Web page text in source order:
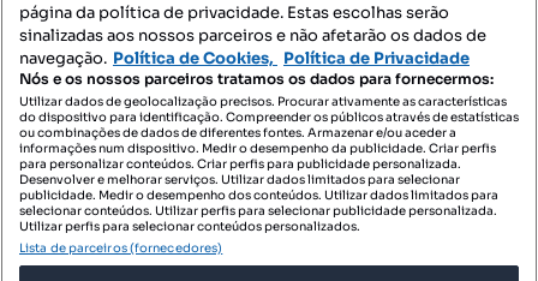
Contacte-nos
SIGA-NOS:
DESCARREGAR NA:
página da política de privacidade. Estas escolhas serão
sinalizadas aos nossos parceiros e não afetarão os dados de
navegação. Política de Cookies, Política de Privacidade
Nós e os nossos parceiros tratamos os dados para fornecermos:
Utilizar dados de geolocalização precisos. Procurar ativamente as características
do dispositivo para identificação. Compreender os públicos através de estatísticas
ou combinações de dados de diferentes fontes. Armazenar e/ou aceder a
informações num dispositivo. Medir o desempenho da publicidade. Criar perfis
para personalizar conteúdos. Criar perfis para publicidade personalizada.
Desenvolver e melhorar serviços. Utilizar dados limitados para selecionar
publicidade. Medir o desempenho dos conteúdos. Utilizar dados limitados para
selecionar conteúdos. Utilizar perfis para selecionar publicidade personalizada.
Utilizar perfis para selecionar conteúdos personalizados.
Lista de parceiros (fornecedores)